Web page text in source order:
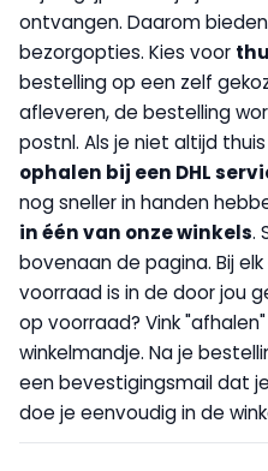
ontvangen. Daarom
bezorgopties. Kies voor
bestelling op een zelf
afleveren, de bestelling
postnl. Als je niet altijd
ophalen bij een DHL
nog sneller in handen
in één van onze winkels.
bovenaan de pagina. Bij
voorraad is in de door jou
op voorraad? Vink
winkelmandje. Na je
een bevestigingsmail dat
doe je eenvoudig in de